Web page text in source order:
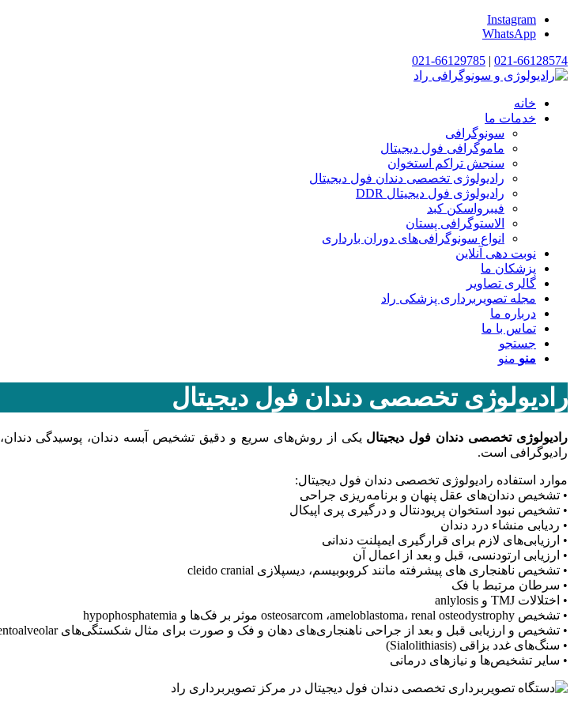
Instagram
WhatsApp
021-66128574
|
021-66129785
خانه
خدمات ما
سونوگرافی
ماموگرافی فول دیجیتال
سنجش تراکم استخوان
رادیولوژی تخصصی دندان فول دیجیتال
رادیولوژی فول دیجیتال DDR
فیبرواسکن کبد
الاستوگرافی پستان
انواع سونوگرافی‌های دوران بارداری
نوبت دهی آنلاین
پزشکان ما
گالری تصاویر
مجله تصویربرداری پزشکی راد
درباره ما
تماس با ما
جستجو
منو منو
رادیولوژی تخصصی دندان فول دیجیتال
رادیولوژی تخصصی دندان فول دیجیتال یکی از روش‌های سریع و دقیق تشخیص آبسه دندان، پوسیدگی دندان،
رادیوگرافی است.
موارد استفاده رادیولوژی تخصصی دندان فول دیجیتال:
• تشخیص دندان‌های عقل پنهان و برنامه‌ریزی جراحی
• تشخیص نبود استخوان پریودنتال و درگیری پری اپیکال
• ردیابی منشاء درد دندان
• ارزیابی‌های لازم برای قرارگیری ایمپلنت دندانی
• ارزیابی ارتودنسی، قبل و بعد از اعمال آن
• تشخیص ناهنجاری های پیشرفته مانند کروبوبیسم، دیسپلازی cleido cranial
• سرطان مرتبط با فک
• اختلالات TMJ و anlylosis
• تشخیص osteosarcom ،ameloblastoma، renal osteodystrophy موثر بر فک‌ها و hypophosphatemia
• تشخیص و ارزیابی قبل و بعد از جراحی ناهنجاری‌های دهان و فک و صورت برای مثال شکستگی‌های dentoalveolar و فک پایین
• سنگ‌های غدد بزاقی (Sialolithiasis)
• سایر تشخیص‌ها و نیازهای درمانی